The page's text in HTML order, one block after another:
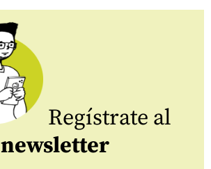
Regístrate al
newsletter